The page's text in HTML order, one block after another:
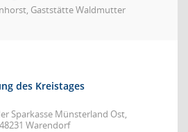
Gaststätte Waldmutter
des Kreistages
Sparkasse Münsterland Ost,
Warendorf